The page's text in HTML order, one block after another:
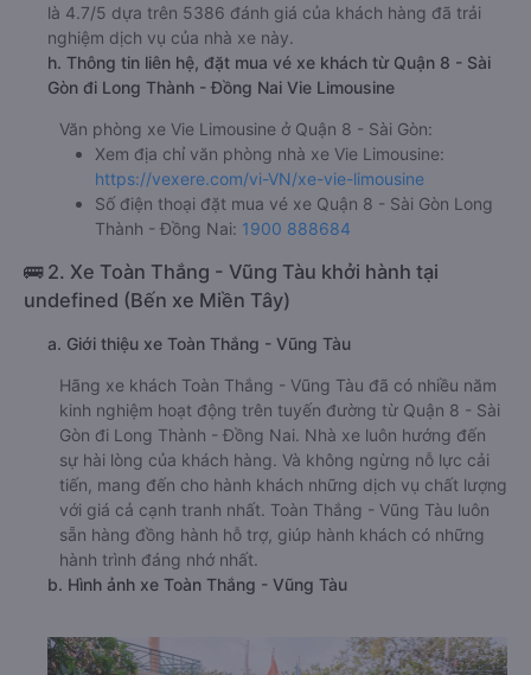
là 4.7/5 dựa trên 5386 đánh giá của khách hàng đã trải
nghiệm dịch vụ của nhà xe này.
h. Thông tin liên hệ, đặt mua vé xe khách từ Quận 8 - Sài
Gòn đi Long Thành - Đồng Nai Vie Limousine
Văn phòng xe Vie Limousine ở Quận 8 - Sài Gòn:
Xem địa chỉ văn phòng nhà xe Vie Limousine:
https://vexere.com/vi-VN/xe-vie-limousine
Số điện thoại đặt mua vé xe Quận 8 - Sài Gòn Long
Thành - Đồng Nai: 1900 888684
🚌 2. Xe Toàn Thắng - Vũng Tàu khởi hành tại
undefined (Bến xe Miền Tây)
a. Giới thiệu xe Toàn Thắng - Vũng Tàu
Hãng xe khách Toàn Thắng - Vũng Tàu đã có nhiều năm
kinh nghiệm hoạt động trên tuyến đường từ Quận 8 - Sài
Gòn đi Long Thành - Đồng Nai. Nhà xe luôn hướng đến
sự hài lòng của khách hàng. Và không ngừng nỗ lực cải
tiến, mang đến cho hành khách những dịch vụ chất lượng
với giá cả cạnh tranh nhất. Toàn Thắng - Vũng Tàu luôn
sẵn hàng đồng hành hỗ trợ, giúp hành khách có những
hành trình đáng nhớ nhất.
b. Hình ảnh xe Toàn Thắng - Vũng Tàu